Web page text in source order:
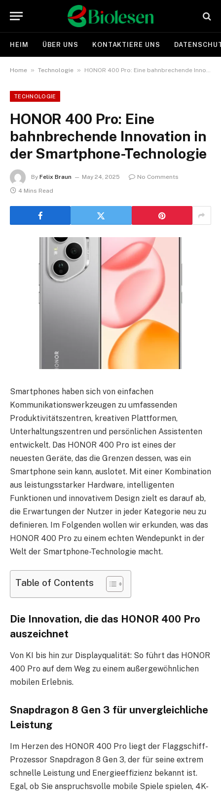
HEIM ÜBER UNS KONTAKTIERE UNS
Home » Technologie » HONOR 400 Pro: Eine bahnbrechende Innovation in der Smartphone-Technologie
TECHNOLOGIE
HONOR 400 Pro: Eine
bahnbrechende Innovation in
der Smartphone-Technologie
By Felix Braun May 24, 2025
No Comments
4 Mins Read
Smartphones haben sich von einfachen
Kommunikationswerkzeugen zu umfassenden
Produktivitätszentren, kreativen Plattformen,
Unterhaltungszentren und persönlichen Assistenten
entwickelt. Das HONOR 400 Pro ist eines der
neuesten Geräte, das die Grenzen dessen, was ein
Smartphone sein kann, auslotet. Mit einer Kombination
aus leistungsstarker Hardware, intelligenten
Funktionen und innovativem Design zielt es darauf ab,
die Erwartungen der Nutzer in jeder Kategorie neu zu
definieren. Im Folgenden wollen wir erkunden, was das
HONOR 400 Pro zu einem echten Wendepunkt in der
Welt der Smartphone-Technologie macht.
Table of Contents
Die Innovation, die das HONOR 400 Pro
auszeichnet
Von KI bis hin zur Displayqualität: So führt das HONOR
400 Pro auf dem Weg zu einem außergewöhnlichen
mobilen Erlebnis.
Snapdragon 8 Gen 3 für unvergleichliche
Leistung
Im Herzen des HONOR 400 Pro liegt der Flaggschiff-
Prozessor Snapdragon 8 Gen 3, der für seine extrem
schnelle Leistung und Energieeffizienz bekannt ist.
Egal, ob Sie anspruchsvolle mobile Spiele spielen, 4K-